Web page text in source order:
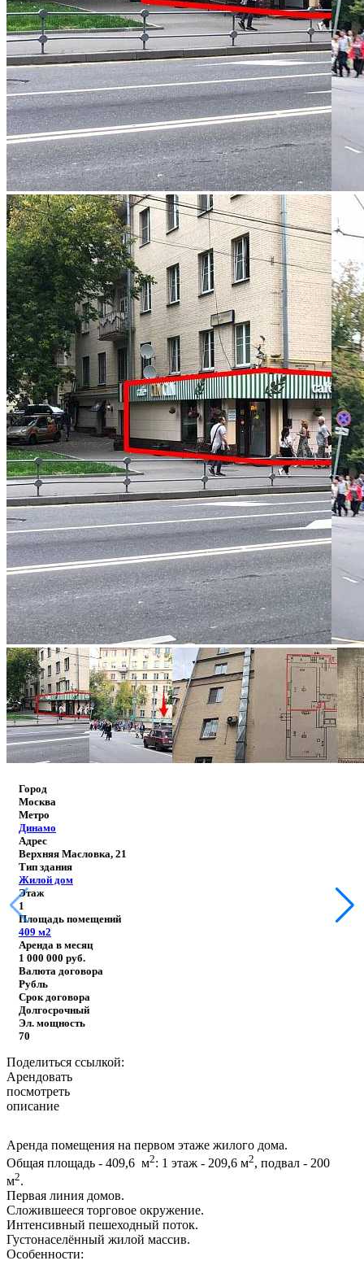
Город
Москва
Метро
Динамо
Адрес
Верхняя Масловка, 21
Тип здания
Жилой дом
Этаж
1
Площадь помещений
409 м2
Аренда в месяц
1 000 000 руб.
Валюта договора
Рубль
Срок договора
Долгосрочный
Эл. мощность
70
Поделиться ссылкой:
Арендовать
посмотреть
описание
Аренда помещения на первом этаже жилого дома.
Общая площадь - 409,6 м2: 1 этаж - 209,6 м2, подвал - 200
м2.
Первая линия домов.
Сложившееся торговое окружение.
Интенсивный пешеходный поток.
Густонаселённый жилой массив.
Особенности: